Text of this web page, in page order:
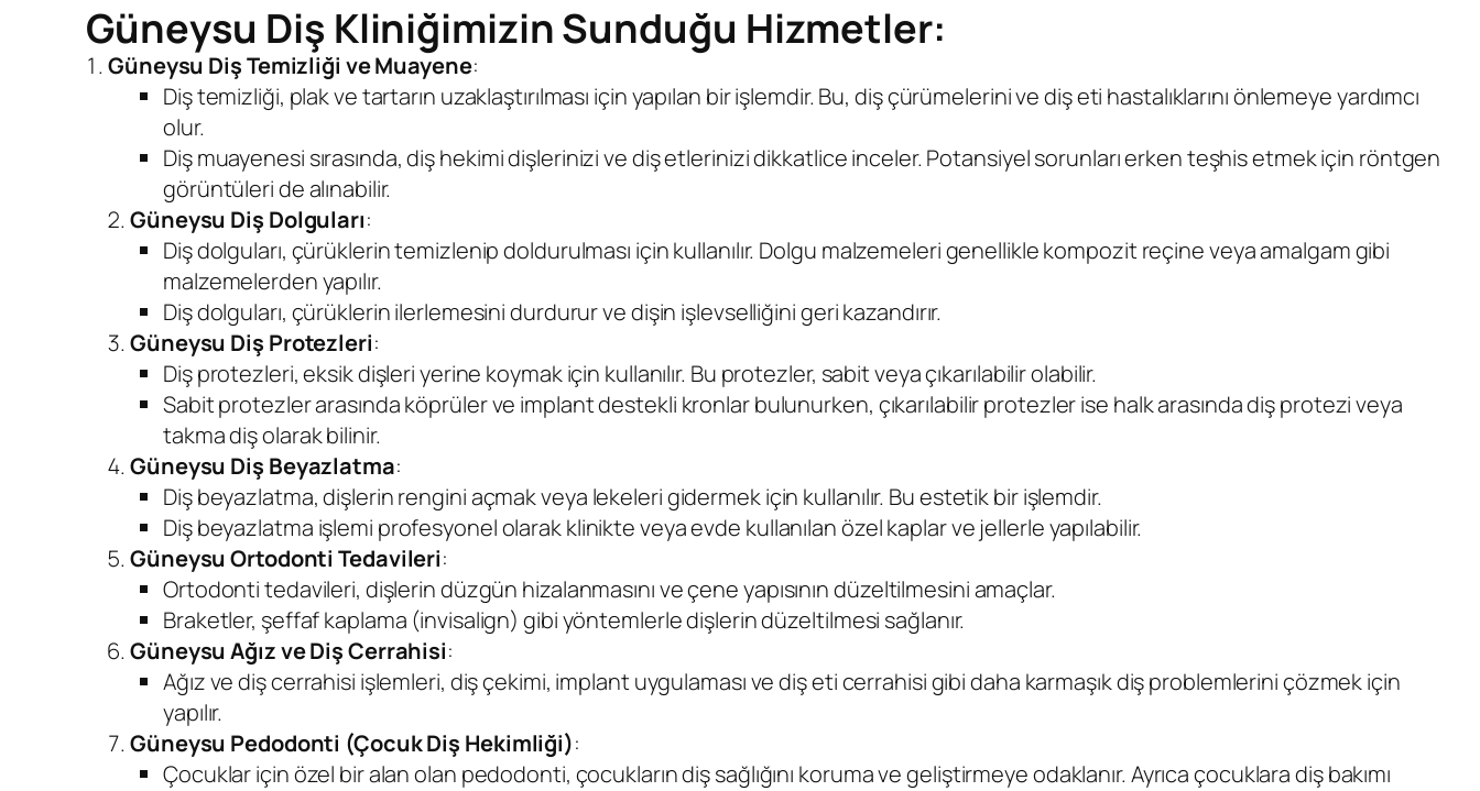
Güneysu Diş Kliniğimizin Sunduğu Hizmetler:
Güneysu Diş Temizliği ve Muayene:
Diş temizliği, plak ve tartarın uzaklaştırılması için yapılan bir işlemdir. Bu, diş çürümelerini ve diş eti hastalıklarını önlemeye yardımcı
olur.
Diş muayenesi sırasında, diş hekimi dişlerinizi ve diş etlerinizi dikkatlice inceler. Potansiyel sorunları erken teşhis etmek için röntgen
görüntüleri de alınabilir.
Güneysu Diş Dolguları:
Diş dolguları, çürüklerin temizlenip doldurulması için kullanılır. Dolgu malzemeleri genellikle kompozit reçine veya amalgam gibi
malzemelerden yapılır.
Diş dolguları, çürüklerin ilerlemesini durdurur ve dişin işlevselliğini geri kazandırır.
Güneysu Diş Protezleri:
Diş protezleri, eksik dişleri yerine koymak için kullanılır. Bu protezler, sabit veya çıkarılabilir olabilir.
Sabit protezler arasında köprüler ve implant destekli kronlar bulunurken, çıkarılabilir protezler ise halk arasında diş protezi veya
takma diş olarak bilinir.
Güneysu Diş Beyazlatma:
Diş beyazlatma, dişlerin rengini açmak veya lekeleri gidermek için kullanılır. Bu estetik bir işlemdir.
Diş beyazlatma işlemi profesyonel olarak klinikte veya evde kullanılan özel kaplar ve jellerle yapılabilir.
Güneysu Ortodonti Tedavileri:
Ortodonti tedavileri, dişlerin düzgün hizalanmasını ve çene yapısının düzeltilmesini amaçlar.
Braketler, şeffaf kaplama (invisalign) gibi yöntemlerle dişlerin düzeltilmesi sağlanır.
Güneysu Ağız ve Diş Cerrahisi:
Ağız ve diş cerrahisi işlemleri, diş çekimi, implant uygulaması ve diş eti cerrahisi gibi daha karmaşık diş problemlerini çözmek için
yapılır.
Güneysu Pedodonti (Çocuk Diş Hekimliği):
Çocuklar için özel bir alan olan pedodonti, çocukların diş sağlığını koruma ve geliştirmeye odaklanır. Ayrıca çocuklara diş bakımı